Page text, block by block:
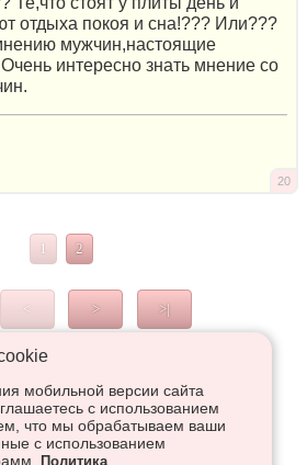
отдыха покоя и сна!??? Или???
мужчин,настоящие
интересно знать мнение со
20
1 2
< > >|
Рупор, необходимо войти или
мобильной версии сайта
с использованием
что мы обрабатываем ваши
с использованием
Политика